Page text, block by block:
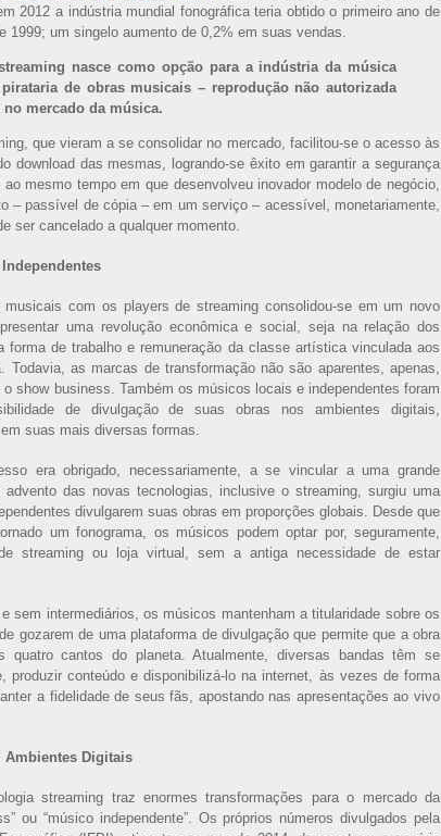
2012 a indústria mundial fonográfica teria obtido o primeiro ano de
um singelo aumento de 0,2% em suas vendas.
nasce como opção para a indústria da música
de obras musicais – reprodução não autorizada
no mercado da música.
que vieram a se consolidar no mercado, facilitou-se o acesso às
download das mesmas, logrando-se êxito em garantir a segurança
mesmo tempo em que desenvolveu inovador modelo de negócio,
– passível de cópia – em um serviço – acessível, monetariamente,
ser cancelado a qualquer momento.
com os players de streaming consolidou-se em um novo
uma revolução econômica e social, seja na relação dos
forma de trabalho e remuneração da classe artística vinculada aos
Todavia, as marcas de transformação não são aparentes, apenas,
show business. Também os músicos locais e independentes foram
de divulgação de suas obras nos ambientes digitais,
suas mais diversas formas.
era obrigado, necessariamente, a se vincular a uma grande
das novas tecnologias, inclusive o streaming, surgiu uma
divulgarem suas obras em proporções globais. Desde que
um fonograma, os músicos podem optar por, seguramente,
streaming ou loja virtual, sem a antiga necessidade de estar
sem intermediários, os músicos mantenham a titularidade sobre os
gozarem de uma plataforma de divulgação que permite que a obra
quatro cantos do planeta. Atualmente, diversas bandas têm se
produzir conteúdo e disponibilizá-lo na internet, às vezes de forma
a fidelidade de seus fãs, apostando nas apresentações ao vivo
Ambientes Digitais
streaming traz enormes transformações para o mercado da
ou “músico independente”. Os próprios números divulgados pela